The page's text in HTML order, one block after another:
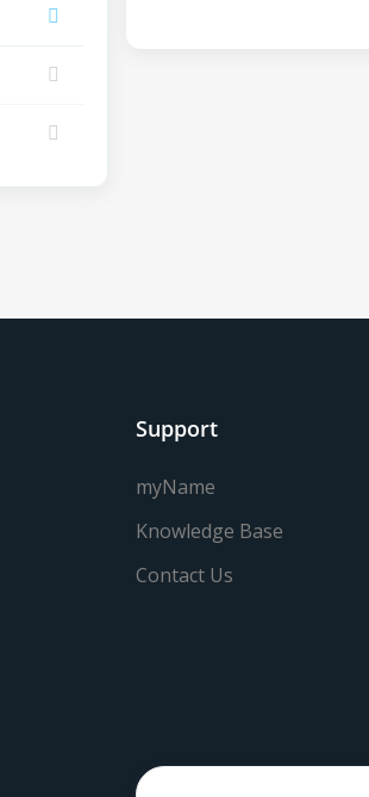
Support
myName
Knowledge Base
Contact Us